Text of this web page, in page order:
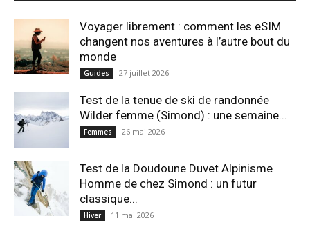
Voyager librement : comment les eSIM
changent nos aventures à l’autre bout du
monde
Guides 27 juillet 2026
Test de la tenue de ski de randonnée
Wilder femme (Simond) : une semaine...
Femmes 26 mai 2026
Test de la Doudoune Duvet Alpinisme
Homme de chez Simond : un futur
classique...
Hiver 11 mai 2026